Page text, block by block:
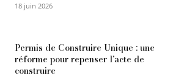
18 juin 2026
Permis de Construire Unique : une
réforme pour repenser l’acte de
construire